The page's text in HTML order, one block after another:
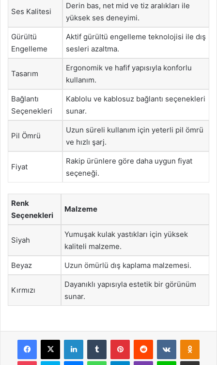
Ses Kalitesi
Derin bas, net mid ve tiz aralıkları ile
yüksek ses deneyimi.
Gürültü
Engelleme
Aktif gürültü engelleme teknolojisi ile dış
sesleri azaltma.
Tasarım
Ergonomik ve hafif yapısıyla konforlu
kullanım.
Bağlantı
Seçenekleri
Kablolu ve kablosuz bağlantı seçenekleri
sunar.
Pil Ömrü
Uzun süreli kullanım için yeterli pil ömrü
ve hızlı şarj.
Fiyat
Rakip ürünlere göre daha uygun fiyat
seçeneği.
Renk
Seçenekleri
Malzeme
Siyah
Yumuşak kulak yastıkları için yüksek
kaliteli malzeme.
Beyaz Uzun ömürlü dış kaplama malzemesi.
Kırmızı
Dayanıklı yapısıyla estetik bir görünüm
sunar.
Facebook
X LinkedInTumblr PinterestReddit VKontakte
Pocket Skype MessengerWhatsAppTelegramViber Line E-Posta ile